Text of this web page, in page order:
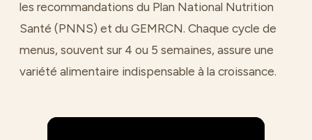
les recommandations du Plan National Nutrition
Santé (PNNS) et du GEMRCN. Chaque cycle de
menus, souvent sur 4 ou 5 semaines, assure une
variété alimentaire indispensable à la croissance.